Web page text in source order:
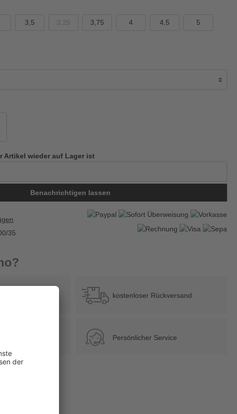
3,5 3,25 3,75 4 4,5 5
Artikel wieder auf Lager ist
Benachrichtigen lassen
35
kostenloser Rückversand
Persönlicher Service